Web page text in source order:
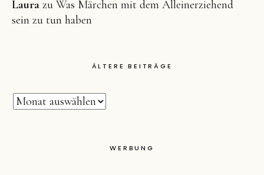
Laura zu Was Märchen mit dem Alleinerziehend
sein zu tun haben
ÄLTERE BEITRÄGE
WERBUNG